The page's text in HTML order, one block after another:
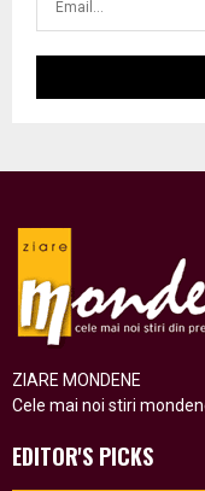
ZIARE MONDENE
Cele mai noi stiri
EDITOR'S PICKS